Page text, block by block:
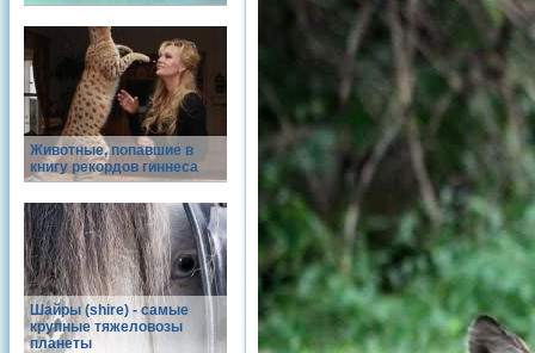
Животные, попавшие в
книгу рекордов гиннеса
Шайры (shire) - самые
крупные тяжеловозы
планеты